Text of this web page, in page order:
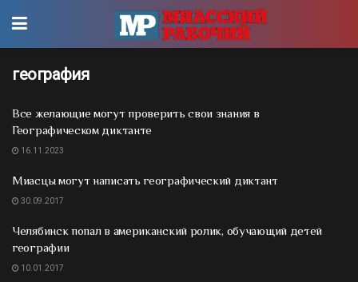
география
Все желающие могут проверить свои знания в
Географическом диктанте
16.11.2023
Миасцы могут написать географический диктант
30.09.2017
Челябинск попал в американский ролик, обучающий детей
географии
10.01.2017